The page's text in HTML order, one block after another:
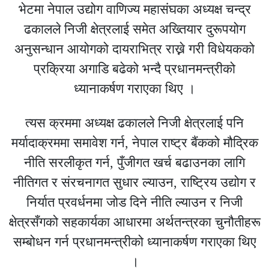
भेटमा नेपाल उद्योग वाणिज्य महासंघका अध्यक्ष चन्द्र
ढकालले निजी क्षेत्रलाई समेत अख्तियार दुरूपयोग
अनुसन्धान आयोगको दायराभित्र राख्ने गरी विधेयकको
प्रक्रिया अगाडि बढेको भन्दै प्रधानमन्त्रीको
ध्यानाकर्षण गराएका थिए ।
त्यस क्रममा अध्यक्ष ढकालले निजी क्षेत्रलाई पनि
मर्यादाक्रममा समावेश गर्न, नेपाल राष्ट्र बैंकको मौद्रिक
नीति सरलीकृत गर्न, पुँजीगत खर्च बढाउनका लागि
नीतिगत र संरचनागत सुधार ल्याउन, राष्ट्रिय उद्योग र
निर्यात प्रवर्धनमा जोड दिने नीति ल्याउन र निजी
क्षेत्रसँगको सहकार्यका आधारमा अर्थतन्त्रका चुनौतीहरू
सम्बोधन गर्न प्रधानमन्त्रीको ध्यानाकर्षण गराएका थिए
।